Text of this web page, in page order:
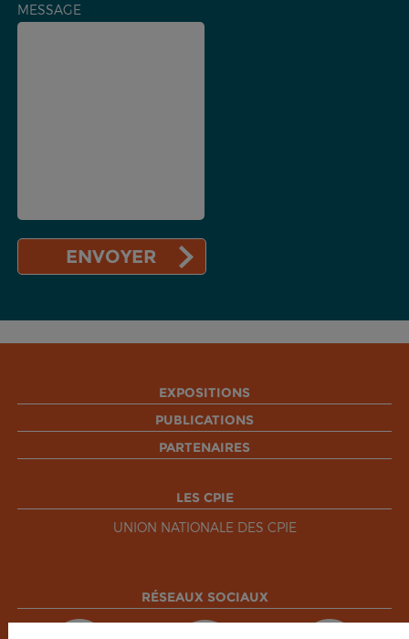
MESSAGE
EXPOSITIONS
PUBLICATIONS
PARTENAIRES
LES CPIE
UNION NATIONALE DES CPIE
RÉSEAUX SOCIAUX